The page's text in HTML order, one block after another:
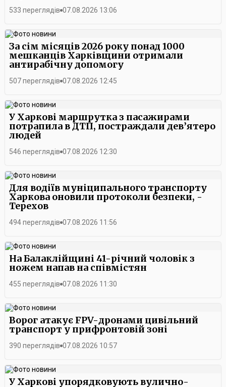
533 переглядів 07.08.2026 13:06
За сім місяців 2026 року понад 1000
мешканців Харківщини отримали
антирабічну допомогу
507 переглядів 07.08.2026 12:45
У Харкові маршрутка з пасажирами
потрапила в ДТП, постраждали дев’ятеро
людей
546 переглядів 07.08.2026 12:30
Для водіїв муніципального транспорту
Харкова оновили протоколи безпеки, -
Терехов
494 переглядів 07.08.2026 11:56
На Балаклійщині 41-річний чоловік з
ножем напав на співмістян
455 переглядів 07.08.2026 11:30
Ворог атакує FPV-дронами цивільний
транспорт у прифронтовій зоні
390 переглядів 07.08.2026 10:57
У Харкові упорядковують вулично-